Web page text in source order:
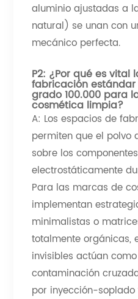
aluminio ajustadas a
natural) se unan con
mecánico perfecta.
P2: ¿Por qué es
fabricación
grado 100.000 para
cosmética limpia?
A: Los espacios de
permiten que el polvo
sobre los
electrostáticamente
Para las marcas de
implementan
minimalistas o
totalmente orgánicas,
invisibles actúan
contaminación
por inyección-